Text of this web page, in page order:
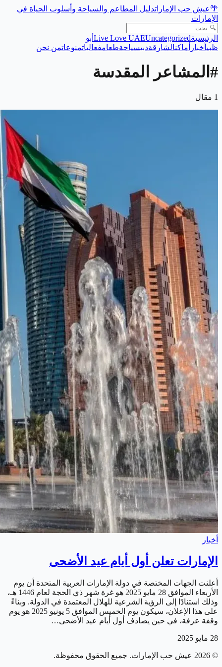
🌴عيش حب الإماراتدليل المطاعم والسياحة وأسلوب الحياة في
الإمارات
الرئيسية Live Love UAEUncategorized
أبو
ظبيأخبار أماكنالشارقةدبيسياحةطعامفعالياتمنوعاتمن نحن
# المشاعر المقدسة
1 مقال
أخبار
الإمارات تعلن أول أيام عيد الأضحى
أعلنت الجهات المختصة في دولة الإمارات العربية المتحدة أن يوم
الأربعاء الموافق 28 مايو 2025 هو غرة شهر ذي الحجة لعام 1446 هـ،
وذلك استنادًا إلى الرؤية الشرعية للهلال المعتمدة في الدولة. وبناءً
على هذا الإعلان، سيكون يوم الخميس الموافق 5 يونيو 2025 هو يوم
وقفة عرفة، في حين يصادف أول أيام عيد الأضحى…
28 مايو 2025
©
2026 عيش حب الإمارات. جميع الحقوق محفوظة.